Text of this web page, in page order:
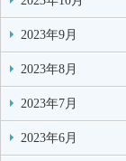
2023年9月
2023年8月
2023年7月
2023年6月